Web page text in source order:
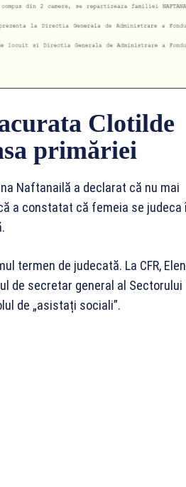
Clotilde
primăriei
Naftanailă a declarat că nu mai
a constatat că femeia se judeca
termen de judecată. La CFR,
de secretar general al Sectorului
de „asistați sociali”.